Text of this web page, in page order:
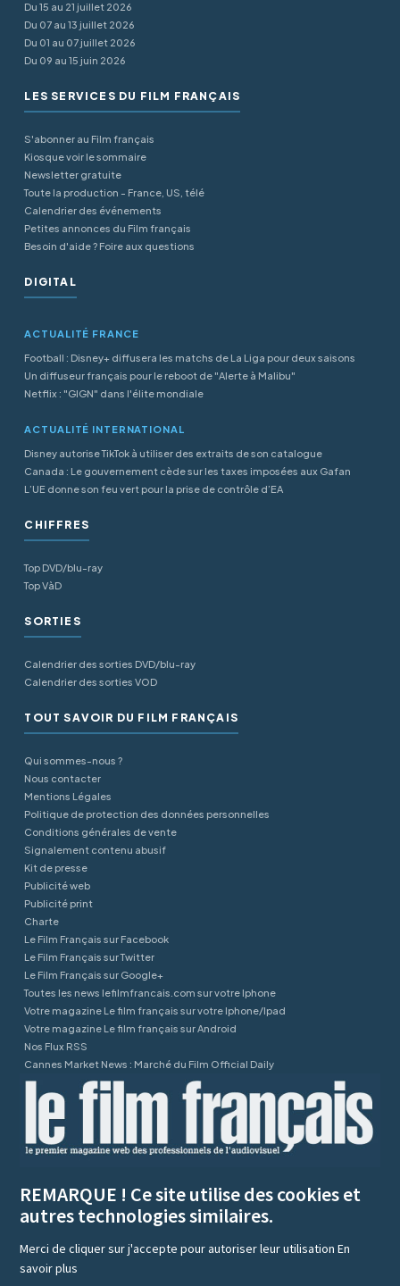
Du 15 au 21 juillet 2026
Du 07 au 13 juillet 2026
Du 01 au 07 juillet 2026
Du 09 au 15 juin 2026
LES SERVICES DU FILM FRANÇAIS
S'abonner au Film français
Kiosque voir le sommaire
Newsletter gratuite
Toute la production - France, US, télé
Calendrier des événements
Petites annonces du Film français
Besoin d'aide ? Foire aux questions
DIGITAL
ACTUALITÉ FRANCE
Football : Disney+ diffusera les matchs de La Liga pour deux saisons
Un diffuseur français pour le reboot de "Alerte à Malibu"
Netflix : "GIGN" dans l'élite mondiale
ACTUALITÉ INTERNATIONAL
Disney autorise TikTok à utiliser des extraits de son catalogue
Canada : Le gouvernement cède sur les taxes imposées aux Gafan
L’UE donne son feu vert pour la prise de contrôle d’EA
CHIFFRES
Top DVD/blu-ray
Top VàD
SORTIES
Calendrier des sorties DVD/blu-ray
Calendrier des sorties VOD
TOUT SAVOIR DU FILM FRANÇAIS
Qui sommes-nous ?
Nous contacter
Mentions Légales
Politique de protection des données personnelles
Conditions générales de vente
Signalement contenu abusif
Kit de presse
Publicité web
Publicité print
Charte
Le Film Français sur Facebook
Le Film Français sur Twitter
Le Film Français sur Google+
Toutes les news lefilmfrancais.com sur votre Iphone
Votre magazine Le film français sur votre Iphone/Ipad
Votre magazine Le film français sur Android
Nos Flux RSS
Cannes Market News : Marché du Film Official Daily
REMARQUE ! Ce site utilise des cookies et
autres technologies similaires.
Merci de cliquer sur j'accepte pour autoriser leur utilisationEn
savoir plus